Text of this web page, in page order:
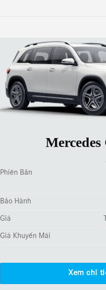
Phiên Bản
Bảo Hành
Giá
Giá Khuyến Mãi
Xem chi